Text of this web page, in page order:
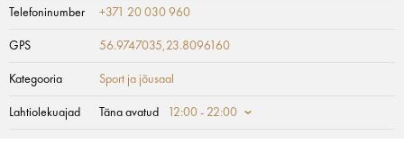
Telefoninumber +371 20 030 960
GPS 56.9747035,23.8096160
Kategooria Sport ja jõusaal
Lahtiolekuajad Täna avatud 12:00 - 22:00